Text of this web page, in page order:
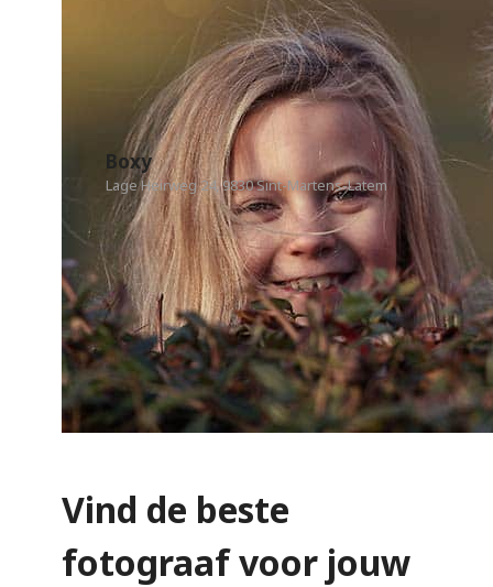
Boxy
Lage Heirweg 24, 9830 Sint-Martens-Latem
Vind de beste
fotograaf voor jouw